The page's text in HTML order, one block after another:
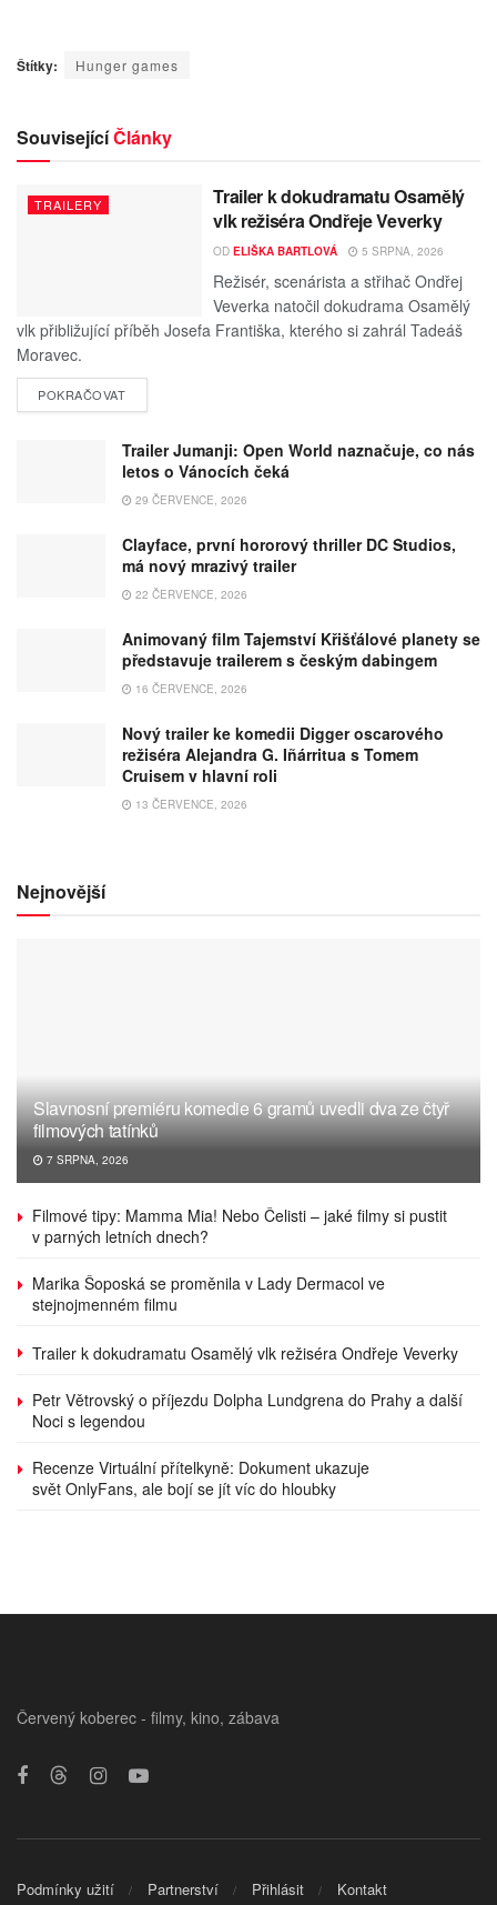
Štítky: Hunger games
SouvisejícíČlánky
TRAILERY
Trailer k dokudramatu Osamělý
vlk režiséra Ondřeje Veverky
OD ELIŠKA BARTLOVÁ 5 SRPNA, 2026
Režisér, scenárista a střihač Ondřej
Veverka natočil dokudrama Osamělý
vlk přibližující příběh Josefa Františka, kterého si zahrál Tadeáš
Moravec.
POKRAČOVAT
Trailer Jumanji: Open World naznačuje, co nás
letos o Vánocích čeká
29 ČERVENCE, 2026
Clayface, první hororový thriller DC Studios,
má nový mrazivý trailer
22 ČERVENCE, 2026
Animovaný film Tajemství Křišťálové planety se
představuje trailerem s českým dabingem
16 ČERVENCE, 2026
Nový trailer ke komedii Digger oscarového
režiséra Alejandra G. Iñárritua s Tomem
Cruisem v hlavní roli
13 ČERVENCE, 2026
Nejnovější
Slavnosní premiéru komedie 6 gramů uvedli dva ze čtyř
filmových tatínků
7 SRPNA, 2026
Filmové tipy: Mamma Mia! Nebo Čelisti – jaké filmy si pustit
v parných letních dnech?
Marika Šoposká se proměnila v Lady Dermacol ve
stejnojmenném filmu
Trailer k dokudramatu Osamělý vlk režiséra Ondřeje Veverky
Petr Větrovský o příjezdu Dolpha Lundgrena do Prahy a další
Noci s legendou
Recenze Virtuální přítelkyně: Dokument ukazuje
svět OnlyFans, ale bojí se jít víc do hloubky
Červený koberec - filmy, kino, zábava
Podmínky užití Partnerství Přihlásit Kontakt